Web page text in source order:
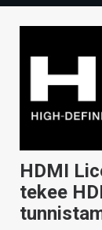
TECHBBS
HINTA.FI
KAUPPA
HAKU
HDMI
tekee